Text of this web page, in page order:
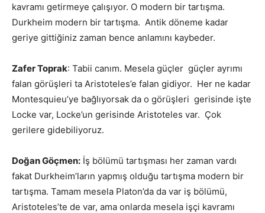
kavramı getirmeye çalışıyor. O modern bir tartışma.
Durkheim modern bir tartışma. Antik döneme kadar
geriye gittiğiniz zaman bence anlamını kaybeder.
Zafer Toprak: Tabii canım. Mesela güçler güçler ayrımı
falan görüşleri ta Aristoteles’e falan gidiyor. Her ne kadar
Montesquieu’ye bağlıyorsak da o görüşleri gerisinde işte
Locke var, Locke’un gerisinde Aristoteles var. Çok
gerilere gidebiliyoruz.
Doğan Göçmen: İş bölümü tartışması her zaman vardı
fakat Durkheim’ların yapmış olduğu tartışma modern bir
tartışma. Tamam mesela Platon’da da var iş bölümü,
Aristoteles’te de var, ama onlarda mesela işçi kavramı